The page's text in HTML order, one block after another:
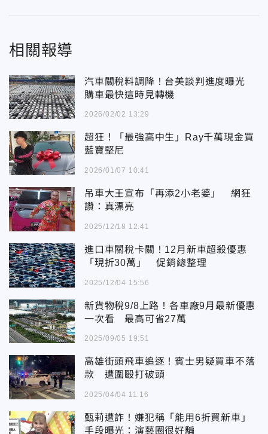
相關報導
汽車關稅料調降！台美談判進度曝光
購車最快這時見轉機
2026/02/02 13:29
超狂！「最強高中生」Ray千萬現金買
藍寶堅尼
2026/01/07 10:41
吊車大王宣布「再添2小老婆」 網狂
讚：真漂亮
2025/12/18 12:41
進口車關稅卡關！12月新車超殺優惠
「現折30萬」 促銷總整理
2025/12/04 15:56
新貨物稅9/8上路！各車廠9月最新優惠
一次看 最高可省27萬
2025/09/05 19:51
高雄街頭飛車追逐！賓士男疑買車不落
款 遭圍毆打破頭
2025/04/04 11:16
甄莉遭詐！嫌犯稱「能用6折買新車」
手段曝光：演藝圈很好騙